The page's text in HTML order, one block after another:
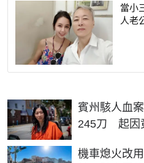
當小
人老
賓州駭人血
245刀 起因
機車熄火改